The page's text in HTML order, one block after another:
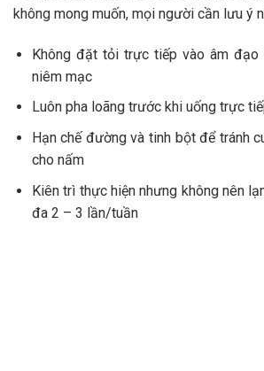
không mong muốn, mọi người cần lưu ý
Không đặt tỏi trực tiếp vào âm
niêm mạc
Luôn pha loãng trước khi uống trực
Hạn chế đường và tinh bột để tránh
cho nấm
Kiên trì thực hiện nhưng không nên
đa 2 – 3 lần/tuần